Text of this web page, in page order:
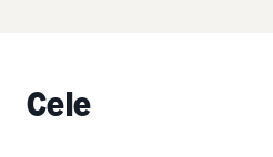
Cele